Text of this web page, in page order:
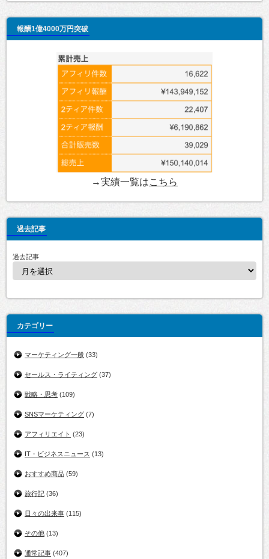
報酬1億4000万円突破
→実績一覧はこちら
過去記事
過去記事
カテゴリー
マーケティング一般 (33)
セールス・ライティング (37)
戦略・思考 (109)
SNSマーケティング (7)
アフィリエイト (23)
IT・ビジネスニュース (13)
おすすめ商品 (59)
旅行記 (36)
日々の出来事 (115)
その他 (13)
通常記事 (407)